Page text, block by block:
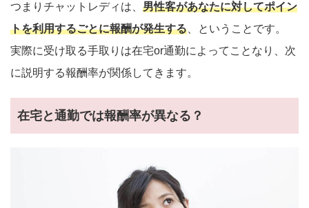
つまりチャットレディは、 男性客があなたに対してポイン
トを利用するごとに報酬が発生する 、ということです。
実際に受け取る手取りは在宅or通勤によってことなり、次
に説明する報酬率が関係してきます。
在宅と通勤では報酬率が異なる？